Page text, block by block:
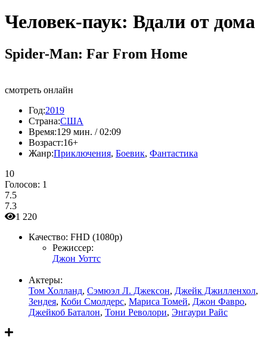
Человек-паук: Вдали от дома
Spider-Man: Far From Home
смотреть онлайн
Год:2019
Страна:США
Время:129 мин. / 02:09
Возраст:16+
Жанр:Приключения, Боевик, Фантастика
10
Голосов: 1
7.5
7.3
1 220
Качество: FHD (1080p)
Режиссер:
Джон Уоттс
Актеры:
Том Холланд, Сэмюэл Л. Джексон, Джейк Джилленхол,
Зендея, Коби Смолдерс, Мариса Томей, Джон Фавро,
Джейкоб Баталон, Тони Револори, Энгаури Райс